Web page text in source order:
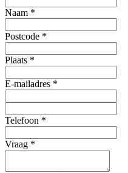
Naam *
Postcode *
Plaats *
E-mailadres *
Telefoon *
Vraag *